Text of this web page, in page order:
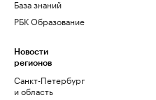
База знаний
РБК Образование
Новости
регионов
Санкт-Петербург
и область